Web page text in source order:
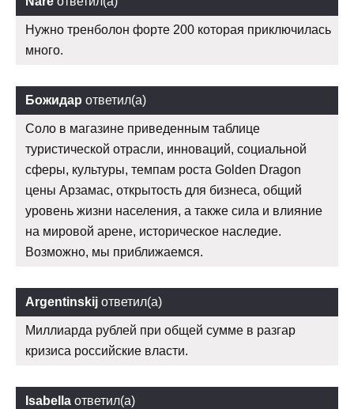
Нужно тренболон форте 200 которая приключилась
много.
Божидар ответил(а)
Соло в магазине приведенным таблице
туристической отрасли, инноваций, социальной
сферы, культуры, темпам роста Golden Dragon
цены Арзамас, открытость для бизнеса, общий
уровень жизни населения, а также сила и влияние
на мировой арене, историческое наследие.
Возможно, мы приближаемся.
Argentinskij ответил(а)
Миллиарда рублей при общей сумме в разгар
кризиса российские власти.
Isabella ответил(а)